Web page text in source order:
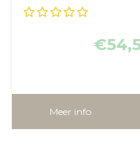
Cashmere
Meer info